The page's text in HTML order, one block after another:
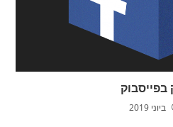
בפייסבוק